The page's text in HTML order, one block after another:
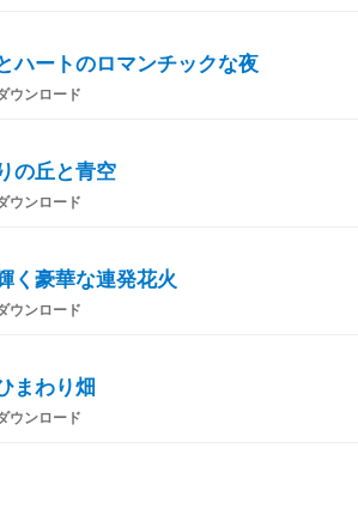
ハートのロマンチックな夜
ウンロード
の丘と青空
ウンロード
く豪華な連発花火
ウンロード
まわり畑
ウンロード